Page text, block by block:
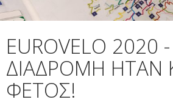
EUROVELO 2020 -
ΔΙΑΔΡΟΜΗ ΗΤΑΝ
ΦΕΤΟΣ!